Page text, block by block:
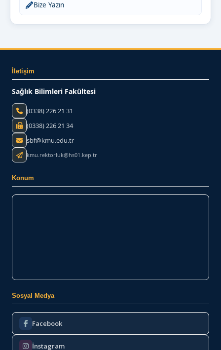
Bize Yazın
İletişim
Sağlık Bilimleri Fakültesi
(0338) 226 21 31
(0338) 226 21 34
sbf@kmu.edu.tr
kmu.rektorluk@hs01.kep.tr
Konum
Sosyal Medya
Facebook
İnstagram